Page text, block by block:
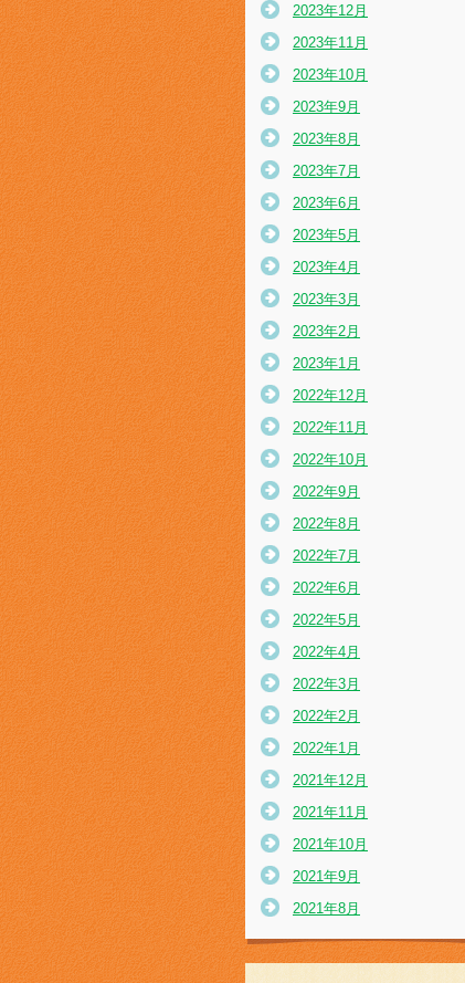
2023年12月
2023年11月
2023年10月
2023年9月
2023年8月
2023年7月
2023年6月
2023年5月
2023年4月
2023年3月
2023年2月
2023年1月
2022年12月
2022年11月
2022年10月
2022年9月
2022年8月
2022年7月
2022年6月
2022年5月
2022年4月
2022年3月
2022年2月
2022年1月
2021年12月
2021年11月
2021年10月
2021年9月
2021年8月